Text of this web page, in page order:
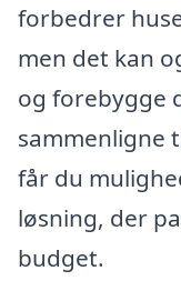
forbedrer
men det kan
og forebygge
sammenligne
får du
løsning, der
budget.